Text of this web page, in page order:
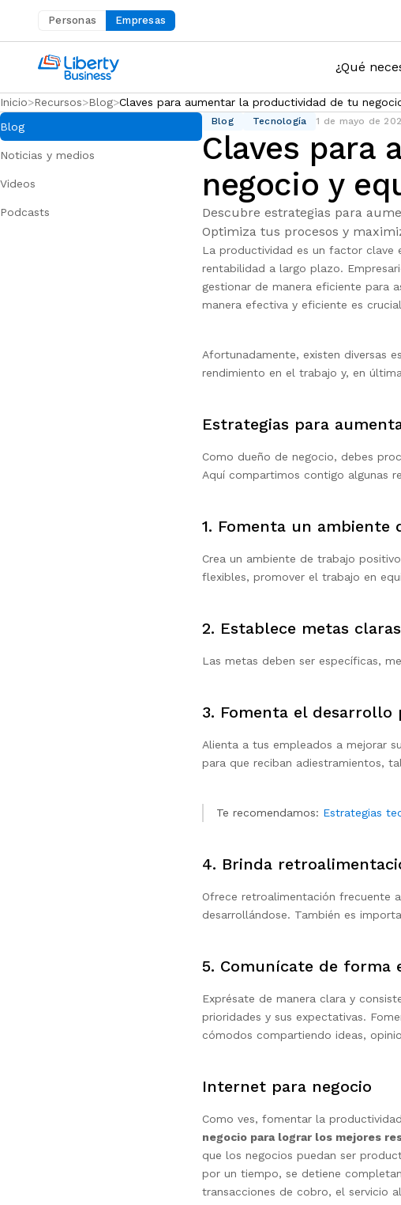
PersonasAbre en una nueva pestaña
Empresas
¿Qué
Inicio Recursos Blog Claves para aumentar la productividad de tu
Blog
Noticias y medios
Videos
Podcasts
Blog Tecnología 1 de mayo de
Claves para
negocio y
Descubre estrategias para
Optimiza tus procesos y
La productividad es un factor clave
rentabilidad a largo plazo.
gestionar de manera eficiente para
manera efectiva y eficiente es
Afortunadamente, existen diversas
rendimiento en el trabajo y, en
Estrategias para
Como dueño de negocio, debes
Aquí compartimos contigo algunas
1. Fomenta un ambiente
Crea un ambiente de trabajo
flexibles, promover el trabajo en
2. Establece metas
Las metas deben ser específicas,
3. Fomenta el desarrollo
Alienta a tus empleados a mejorar
para que reciban adiestramientos,
Te recomendamos: Estrategias
4. Brinda
Ofrece retroalimentación frecuente
desarrollándose. También es
5. Comunícate de forma
Exprésate de manera clara y
prioridades y sus expectativas.
cómodos compartiendo ideas,
Internet para negocio
Como ves, fomentar la
negocio para lograr los mejores
que los negocios puedan ser
por un tiempo, se detiene
transacciones de cobro, el servicio